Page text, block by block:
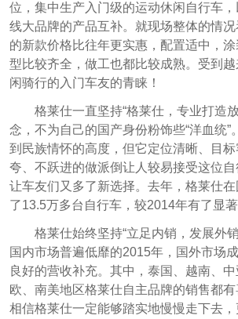
位， 集中生产入门级的运动休闲自行车，
线大品牌的产品互补。就现场整体的情
的新款价格比往年更实惠，配置适中，
型比较齐全，做工也都比较成熟。 受到
闲骑行的入门车友的青睐！
格莱仕一直坚持“格莱仕，专业打造
念，不为自己的国产身份粉饰些“洋血统”
到民族情怀的高度，但它定位清晰、目
夸、不跃进的做派倒让人较易接受这位自
让车友们又多了新选择。去年，格莱仕
了13.5万多台自行车，较2014年有了显著
格莱仕始终坚持“立足内销，发展外
国内市场普遍低靡的2015年，国外市场
良好的营收补充。其中，泰国、越南、
欧、南美地区格莱仕自主品牌的销售都有
相信格莱仕一定能够踏实地慢慢走下去